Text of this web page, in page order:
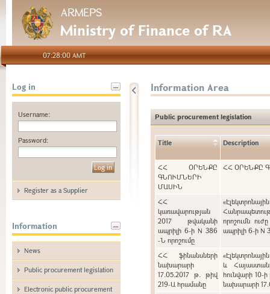
ARMEPS
Ministry of Finance of RA
07:28:00 AMT
Log in
Username:
Password:
Register as a Supplier
Information
News
Public procurement legislation
Electronic public procurement
Information Area
Public procurement legislation
Title Description
ՀՀ ՕՐԵՆՔԸ
ԳՆՈՒՄՆԵՐԻ
ՄԱՍԻՆ
ՀՀ ՕՐԵՆՔԸ
ՀՀ
կառավարության
2017 թվականի
ապրիլի 6-ի N 386
-Ն որոշումը
որոշումն
ապրիլի 6-ի N
ՀՀ ֆինանսների
նախարարի
17.05.2017 թ. թիվ
219-Ա հրամանը
և
հունվարի 10-
նախարարի